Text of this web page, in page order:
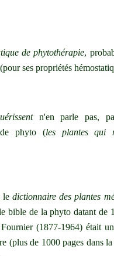
de phytothérapie,
ses propriétés
n'en parle pas,
phyto (les plantes qui
ledictionnaire des plantes
bible de la phyto datant de
(1877-1964) était
(plus de 1000 pages dans